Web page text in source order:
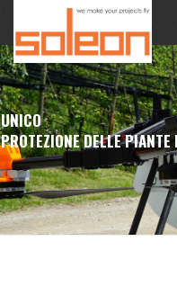
UNICO
PROTEZIONE DELLE